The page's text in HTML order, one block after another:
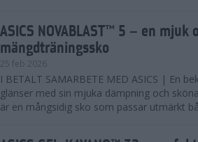
ASICS NOVABLAST™ 5 – en mjuk
mängdträningssko
25 feb 2026
I BETALT SAMARBETE MED ASICS | En
glänser med sin mjuka dämpning och
är en mångsidig sko som passar utmärkt